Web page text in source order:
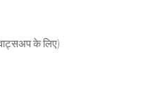
के लिए)